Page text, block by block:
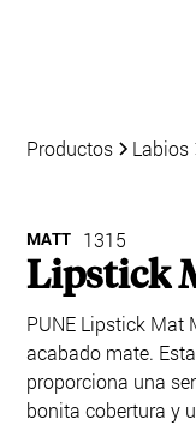
Productos Labios
MATT 1315
Lipstick
PUNE Lipstick Mat
acabado mate.
proporciona una
bonita cobertura y